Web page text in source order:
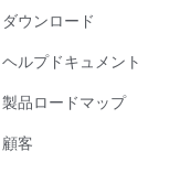
ダウンロード
ヘルプドキュメント
製品ロードマップ
顧客